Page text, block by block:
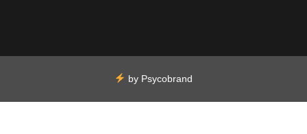
by Psycobrand